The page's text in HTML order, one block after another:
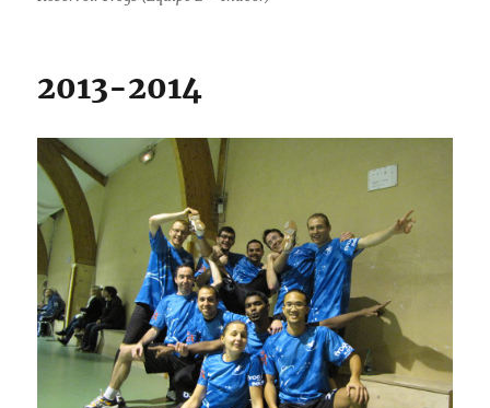
2013-2014